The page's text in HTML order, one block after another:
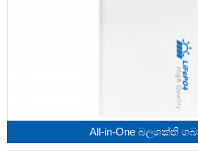
All-in-One බලශක්ති